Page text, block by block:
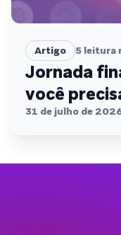
Artigo 5 leitura
Jornada
você
31 de julho de